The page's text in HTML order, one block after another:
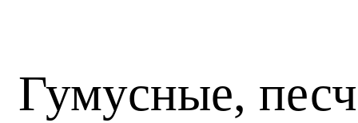
Гумусные,